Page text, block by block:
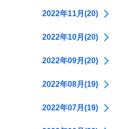
2022年11月(20)
2022年10月(20)
2022年09月(20)
2022年08月(19)
2022年07月(19)